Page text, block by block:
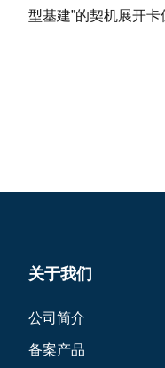
型基建”的契机展开
关于我们
公司简介
备案产品